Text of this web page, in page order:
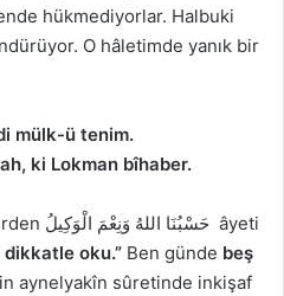
hükmediyorlar. Halbuki
O hâletimde yanık bir
mülk-ü tenim.
ki Lokman bîhaber.
başımı eğdim. Birden حَسْبُنَا اللهُ وَنِعْمَ الْوَكِيلُ âyeti
dikkatle oku.” Ben günde beş
aynelyakîn sûretinde inkişaf